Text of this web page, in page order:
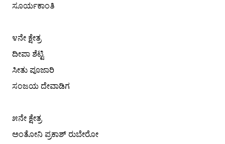
ಸೂರ್ಯಕಾಂತಿ
೪ನೇ ಕ್ಷೇತ್ರ
ದೀಪಾ ಶೆಟ್ಟಿ
ಸೀತು ಪೂಜಾರಿ
ಸಂಜಯ ದೇವಾಡಿಗ
೫ನೇ ಕ್ಷೇತ್ರ
ಅಂತೋನಿ ಪ್ರಕಾಶ್ ರುಬೇರೋ